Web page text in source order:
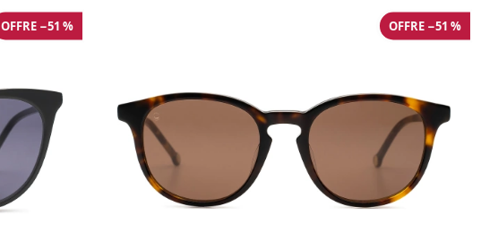
OFFRE −51 % OFFRE −51 %